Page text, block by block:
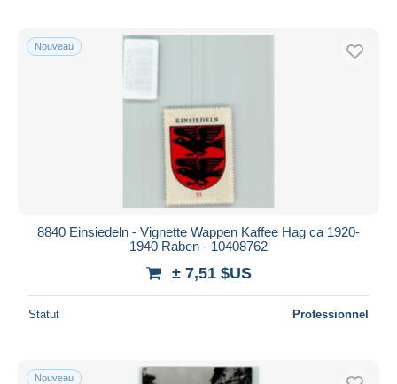
Nouveau
8840 Einsiedeln - Vignette Wappen Kaffee Hag ca 1920-
1940 Raben - 10408762
± 7,51 $US
Statut Professionnel
Nouveau